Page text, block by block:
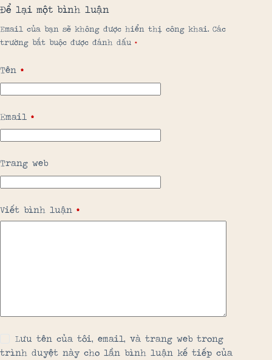
Để lại một bình luận
Email của bạn sẽ không được hiển thị công khai. Các
trường bắt buộc được đánh dấu *
Tên *
Email *
Trang web
Viết bình luận *
Lưu tên của tôi, email, và trang web trong
trình duyệt này cho lần bình luận kế tiếp của